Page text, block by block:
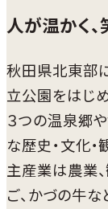
人が温かく
秋田県北東部
立公園をはじ
３つの温泉郷
な歴史・文化
主産業は農業
ご、かづの牛